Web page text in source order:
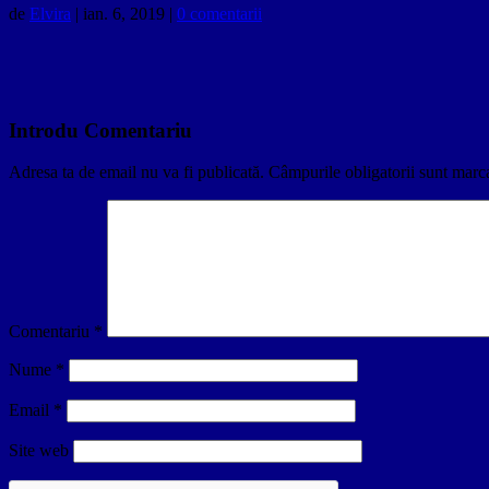
de Elvira | ian. 6, 2019 | 0 comentarii
Introdu Comentariu
Adresa ta de email nu va fi publicată. Câmpurile obligatorii sunt
Comentariu *
Nume *
Email *
Site web